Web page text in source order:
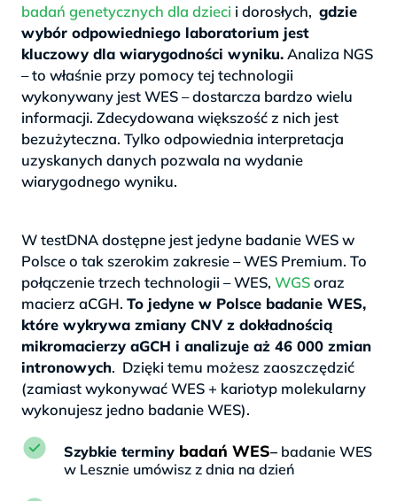
badań genetycznych dla dzieci i dorosłych, gdzie
wybór odpowiedniego laboratorium jest
kluczowy dla wiarygodności wyniku.Analiza NGS
– to właśnie przy pomocy tej technologii
wykonywany jest WES – dostarcza bardzo wielu
informacji. Zdecydowana większość z nich jest
bezużyteczna. Tylko odpowiednia interpretacja
uzyskanych danych pozwala na wydanie
wiarygodnego wyniku.
W testDNA dostępne jest jedyne badanie WES w
Polsce o tak szerokim zakresie – WES Premium. To
połączenie trzech technologii – WES, WGSoraz
macierz aCGH. To jedyne w Polsce badanie WES,
które wykrywa zmiany CNV z dokładnością
mikromacierzy aGCH i analizuje aż 46 000 zmian
intronowych. Dzięki temu możesz zaoszczędzić
(zamiast wykonywać WES + kariotyp molekularny
wykonujesz jedno badanie WES).
Szybkie terminy badań WES– badanie WES
w Lesznie umówisz z dnia na dzień